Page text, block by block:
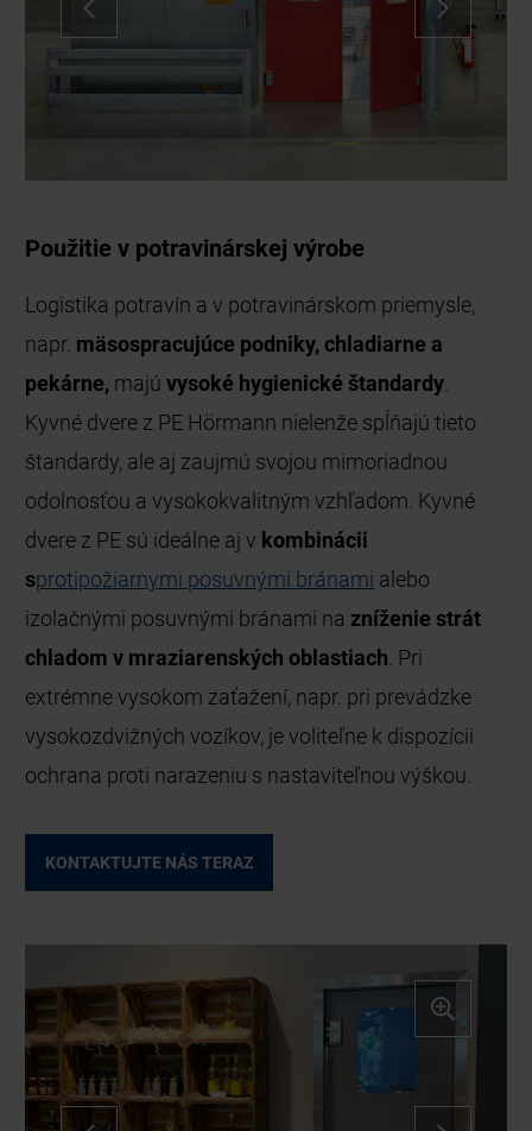
Použitie v potravinárskej výrobe
Logistika potravín a v potravinárskom priemysle,
napr. mäsospracujúce podniky, chladiarne a
pekárne, majúvysoké hygienické štandardy
Kyvné dvere z PE Hörmann nielenže spĺňajú tieto
štandardy, ale aj zaujmú svojou mimoriadnou
odolnosťou a vysokokvalitným vzhľadom. Kyvné
dvere z PE sú ideálne aj v kombinácii
sprotipožiarnymi posuvnými bránami alebo
izolačnými posuvnými bránami na zníženie strát
chladom v mraziarenských oblastiach . Pri
extrémne vysokom zaťažení, napr. pri prevádzke
vysokozdvižných vozíkov, je voliteľne k dispozícii
ochrana proti narazeniu s nastaviteľnou výškou.
KONTAKTUJTE NÁS TERAZ